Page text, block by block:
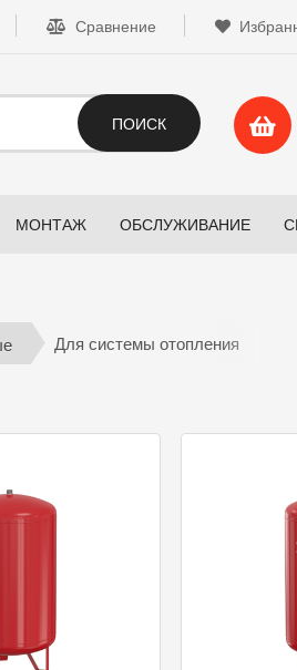
Сравнение
ПОИСК
МОНТАЖ ОБСЛУЖИВАНИЕ
Для системы отопления